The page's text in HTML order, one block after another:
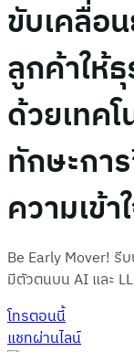
ขับเคลื่อ
ลูกค้าให้
ด้วยเทค
ทักษะกา
ความเข้
Be Early Mover! รี
มีตัวตนบน AI และ
โทรตอนนี้
แชทผ่านไลน์